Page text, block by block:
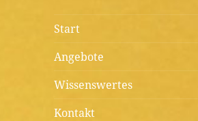
Geist
Start
Angebote
Wissenswertes
Kontakt